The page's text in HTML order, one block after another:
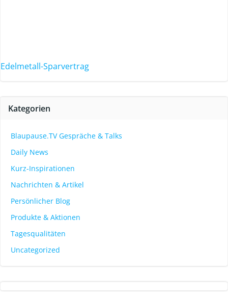
Edelmetall-Sparvertrag
Kategorien
Blaupause.TV Gespräche & Talks
Daily News
Kurz-Inspirationen
Nachrichten & Artikel
Persönlicher Blog
Produkte & Aktionen
Tagesqualitäten
Uncategorized